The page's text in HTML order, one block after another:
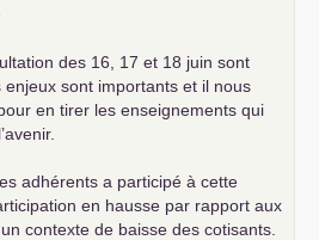
des 16, 17 et 18 juin sont
sont importants et il nous
en tirer les enseignements qui
adhérents a participé à cette
en hausse par rapport aux
contexte de baisse des cotisants.